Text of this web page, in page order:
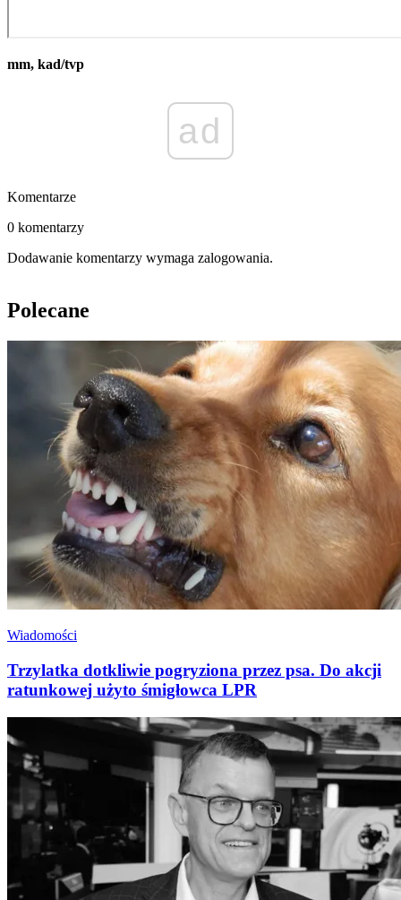
mm, kad/tvp
ad
Komentarze
0 komentarzy
Dodawanie komentarzy wymaga zalogowania.
Polecane
Wiadomości
Trzylatka dotkliwie pogryziona przez psa. Do akcji
ratunkowej użyto śmigłowca LPR